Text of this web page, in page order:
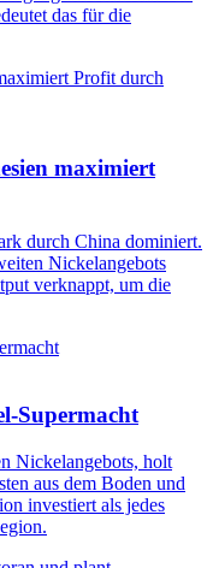
das für die
maximiert
durch China dominiert.
Nickelangebots
verknappt, um die
Supermacht
Nickelangebots, holt
aus dem Boden und
investiert als jedes